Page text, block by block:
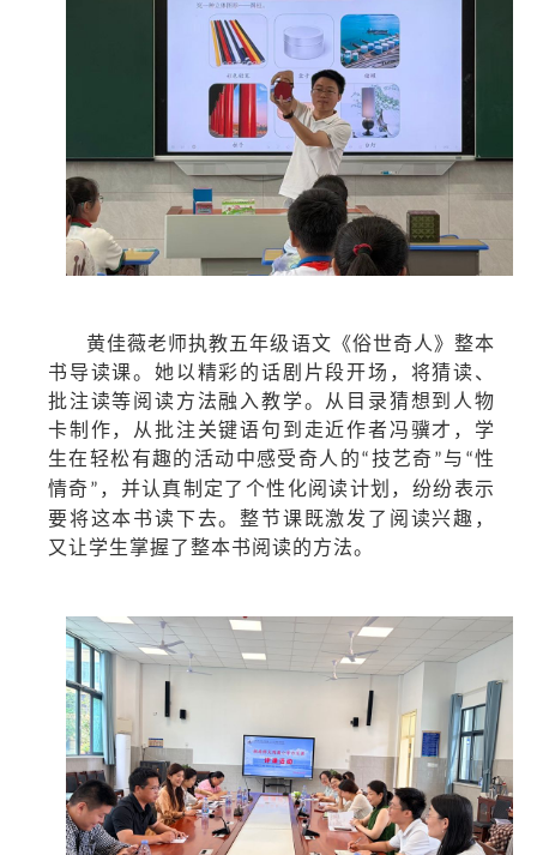
黄佳薇老师执教五年级语文《俗世奇人》整本
书导读课。她以精彩的话剧片段开场，将猜读、
批注读等阅读方法融入教学。从目录猜想到人物
卡制作，从批注关键语句到走近作者冯骥才，学
生在轻松有趣的活动中感受奇人的“技艺奇”与 “性
情奇” ，并认真制定了个性化阅读计划，纷纷表示
要将这本书读下去。整节课既激发了阅读兴趣，
又让学生掌握了整本书阅读的方法。